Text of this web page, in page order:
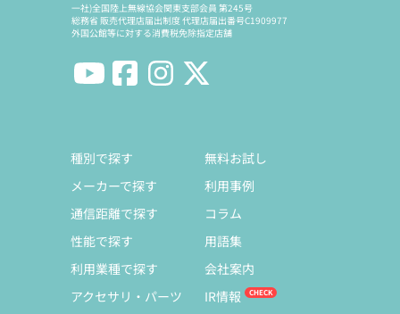
一社)全国陸上無線協会関東支部会員 第245号
総務省 販売代理店届出制度 代理店届出番号C1909977
外国公館等に対する消費税免除指定店舗
種別で探す
メーカーで探す
通信距離で探す
性能で探す
利用業種で探す
アクセサリ・パーツ
無料お試し
利用事例
コラム
用語集
会社案内
IR情報